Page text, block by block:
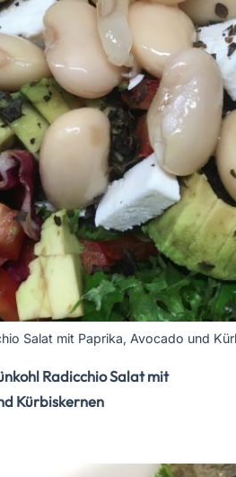
Salat mit Paprika, Avocado und
Radicchio Salat mit
Kürbiskernen